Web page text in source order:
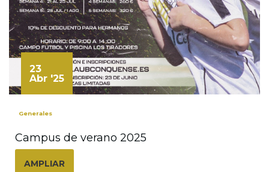
23
Abr '25
Generales
Campus de verano 2025
AMPLIAR